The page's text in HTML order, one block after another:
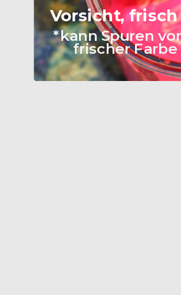
Vorsicht,
*kann Spuren
frischer